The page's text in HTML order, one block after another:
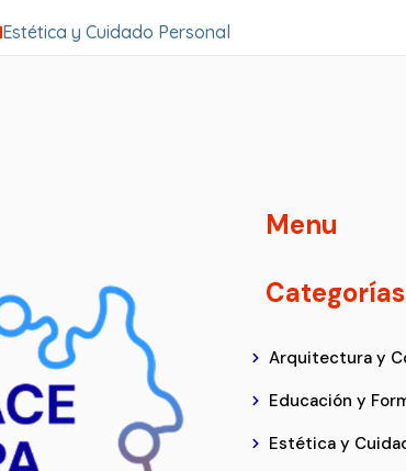
Estética y Cuidado Personal
Menu
Categorías
Arquitectura y
Educación y
Estética y